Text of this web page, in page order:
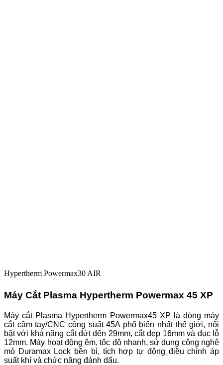
Hypertherm Powermax30 AIR
Máy Cắt Plasma Hypertherm Powermax 45 XP
Máy cắt Plasma Hypertherm Powermax45 XP là dòng máy
cắt cầm tay/CNC công suất 45A phổ biến nhất thế giới, nổi
bật với khả năng cắt đứt đến 29mm, cắt đẹp 16mm và đục lỗ
12mm. Máy hoạt động êm, tốc độ nhanh, sử dụng công nghệ
mỏ Duramax Lock bền bỉ, tích hợp tự động điều chỉnh áp
suất khí và chức năng đánh dấu.